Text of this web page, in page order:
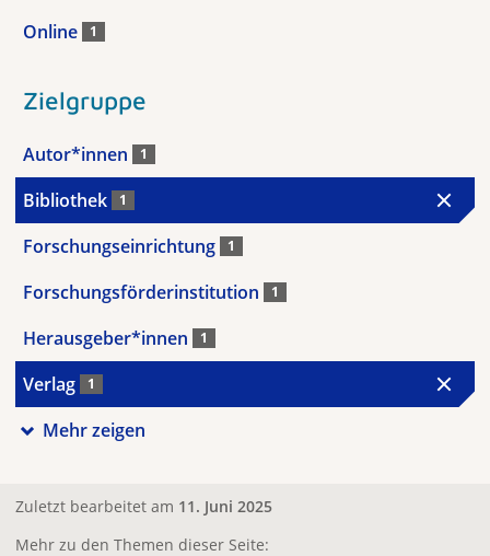
Online 1
Zielgruppe
Autor*innen 1
Bibliothek 1
Forschungseinrichtung 1
Forschungsförderinstitution 1
Herausgeber*innen 1
Verlag 1
Mehr zeigen
Zuletzt bearbeitet am 11. Juni 2025
Mehr zu den Themen dieser Seite: